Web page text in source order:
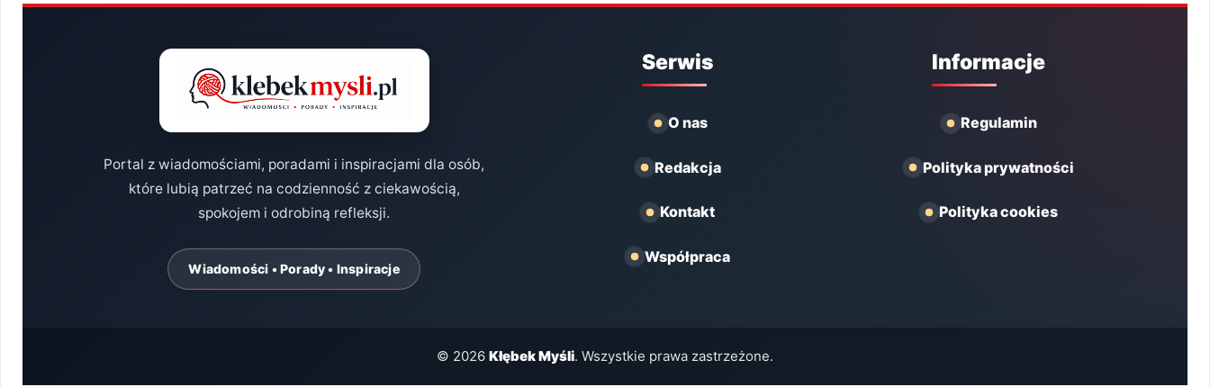
I
Portal z wiadomościami, poradami i inspiracjami dla osób,
które lubią patrzeć na codzienność z ciekawością,
spokojem i odrobiną refleksji.
Wiadomości • Porady • Inspiracje
Serwis
O nas
Redakcja
Kontakt
Współpraca
Informacje
Regulamin
Polityka prywatności
Polityka cookies
© 2026 Kłębek Myśli. Wszystkie prawa zastrzeżone.